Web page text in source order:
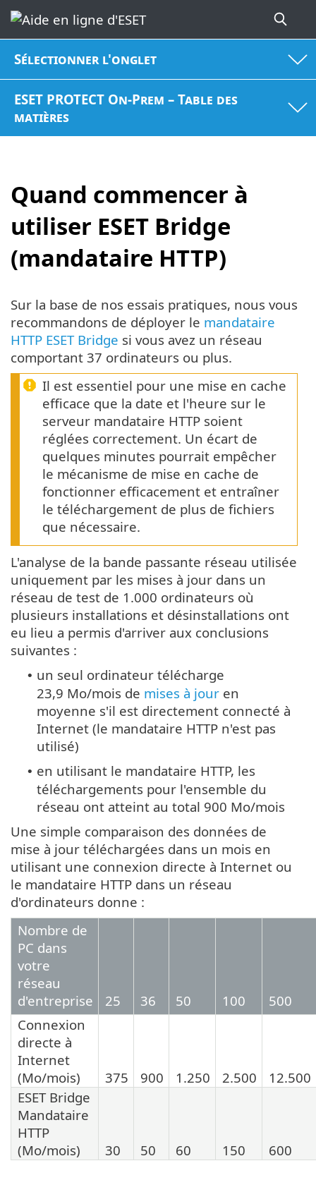
Sélectionner l'onglet
ESET PROTECT On-Prem – Table des
matières
Quand commencer à
utiliser ESET Bridge
(mandataire HTTP)
Sur la base de nos essais pratiques, nous vous
recommandons de déployer le mandataire
HTTP ESET Bridge si vous avez un réseau
comportant 37 ordinateurs ou plus.
Il est essentiel pour une mise en cache
efficace que la date et l'heure sur le
serveur mandataire HTTP soient
réglées correctement. Un écart de
quelques minutes pourrait empêcher
le mécanisme de mise en cache de
fonctionner efficacement et entraîner
le téléchargement de plus de fichiers
que nécessaire.
L'analyse de la bande passante réseau utilisée
uniquement par les mises à jour dans un
réseau de test de 1.000 ordinateurs où
plusieurs installations et désinstallations ont
eu lieu a permis d'arriver aux conclusions
suivantes :
• un seul ordinateur télécharge
23,9 Mo/mois de mises à jour en
moyenne s'il est directement connecté à
Internet (le mandataire HTTP n'est pas
utilisé)
• en utilisant le mandataire HTTP, les
téléchargements pour l'ensemble du
réseau ont atteint au total 900 Mo/mois
Une simple comparaison des données de
mise à jour téléchargées dans un mois en
utilisant une connexion directe à Internet ou
le mandataire HTTP dans un réseau
d'ordinateurs donne :
Nombre de
PC dans
votre
réseau
d'entreprise
25 36 50 100
500
Connexion
directe à
Internet
(Mo/mois)
375 900 1.250 2.500
12.500
ESET Bridge
Mandataire
HTTP
(Mo/mois)
30 50 60 150 600